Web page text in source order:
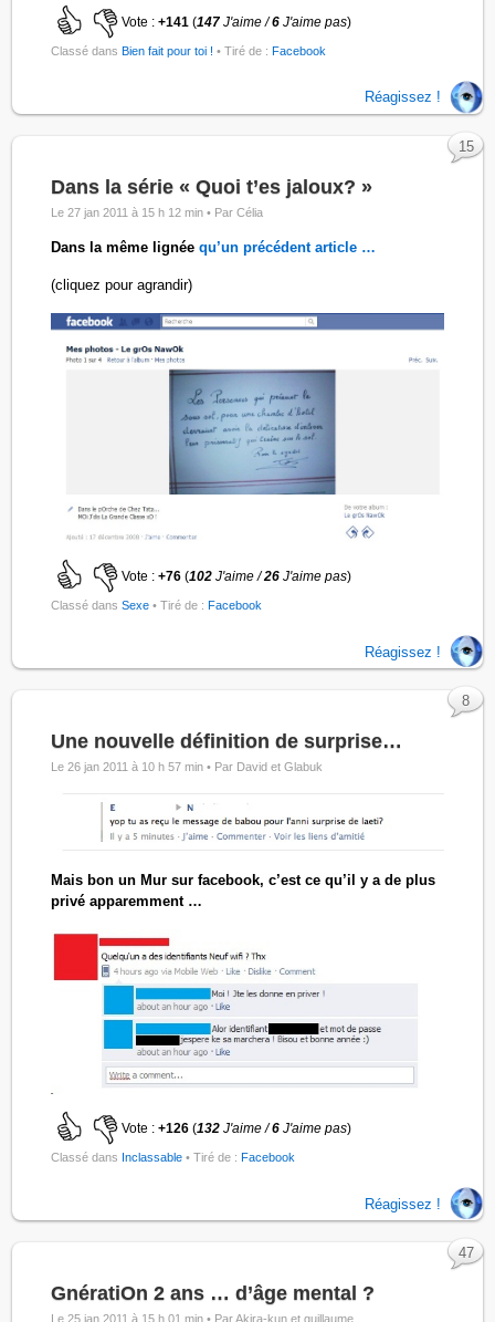
Vote :+141 (147J'aime /6 J'aime pas)
Classé dansBien fait pour toi ! • Tiré de :Facebook
Réagissez !
Dans la série « Quoi t’es jaloux? »
Le 27 jan 2011 à 15 h 12 min • Par Célia
Dans la même lignéequ’un précédent article …
(cliquez pour agrandir)
Vote :+76 (102J'aime /26 J'aime pas)
Classé dansSexe
15
• Tiré de : Facebook
Réagissez !
Une nouvelle définition de surprise…
Le 26 jan 2011 à 10 h 57 min • Par David et Glabuk
Mais bon un Mur sur facebook, c’est ce qu’il y a de plus
privé apparemment …
Vote :+126 (132J'aime /6 J'aime pas)
Classé dans Inclassable
8
• Tiré de : Facebook
Réagissez !
GnératiOn 2 ans … d’âge mental ?
Le 25 jan 2011 à 15 h 01 min • Par Akira-kun et guillaume
47